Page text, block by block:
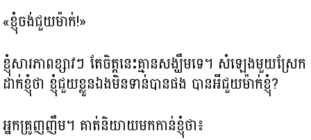
«ខ្ញុំចង់ជួយម៉ាក់!»
ខ្ញុំសារភាពខ្សាវៗ តែចិត្ត​នេះគ្មានសង្ឃឹមទេ។ សំឡេងមួយស្រែក
ដាក់ខ្ញុំថា ខ្ញុំជួយខ្លួនឯងមិនទាន់បានផង បានអីជួយម៉ាក់ខ្ញុំ?
អ្នកគ្រូញញឹម។ គាត់និយាយមកកាន់ខ្ញុំថា៖